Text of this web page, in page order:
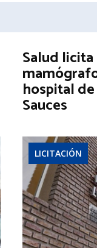
Salud
hospital
Sauces
LICITACIÓN